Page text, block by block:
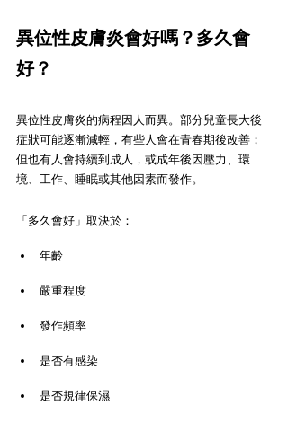
異位性皮膚炎會好嗎？多久會
好？
異位性皮膚炎的病程因人而異。部分兒童長大後
症狀可能逐漸減輕，有些人會在青春期後改善；
但也有人會持續到成人，或成年後因壓力、環
境、工作、睡眠或其他因素而發作。
「多久會好」取決於：
年齡
嚴重程度
發作頻率
是否有感染
是否規律保濕